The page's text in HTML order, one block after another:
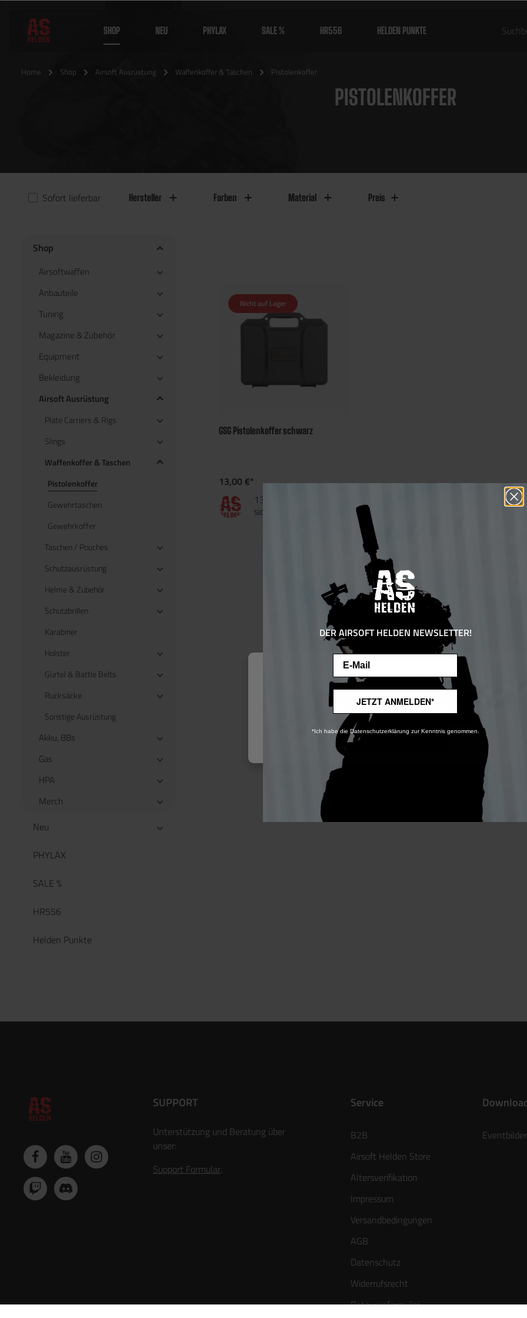
SHOP NEU PHYLAX SALE % HR556 HELDEN PUNKTE
Home Shop Airsoft Ausrüstung Waffenkoffer & Taschen Pistolenkoffer
PISTOLENKOFFER
Sofort lieferbar Hersteller Farben Material Preis
Shop
Airsoftwaffen
Anbauteile
Tuning
Magazine & Zubehör
Equipment
Bekleidung
Airsoft Ausrüstung
Plate Carriers & Rigs
Slings
Waffenkoffer & Taschen
Pistolenkoffer
Gewehrtaschen
Gewehrkoffer
Taschen / Pouches
Schutzausrüstung
Helme & Zubehör
Schutzbrillen
Karabiner
Holster
Gürtel & Battle Belts
Rucksäcke
Sonstige Ausrüstung
Akku, BBs
Gas
HPA
Merch
Neu
PHYLAX
SALE %
HR556
Helden Punkte
Nicht auf Lager
GSG Pistolenkoffer schwarz
13,00 €*
13 Bonus Punkte
sichern
SUPPORT
Unterstützung und Beratung über
unser:
Support Formular.
Service
B2B
Airsoft Helden Store
Altersverifikation
Impressum
Versandbedingungen
AGB
Datenschutz
Widerrufsrecht
Retourenformular
Eventbilder
Diese Website verwendet Cookies, um eine bestmögliche Erfahrung bieten zu
können.Mehr Informationen ...
Nur technisch notwendige
Konfigurieren
DER AIRSOFT HELDEN NEWSLETTER!
JETZT ANMELDEN*
*Ich habe die Datenschutzerklärung zur Kenntnis genommen.